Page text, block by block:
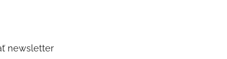
newsletter